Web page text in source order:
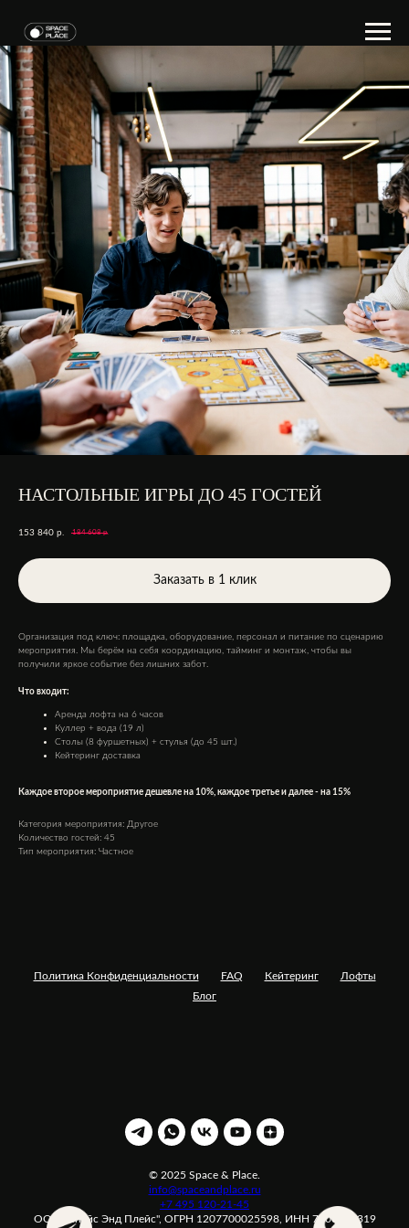
НАСТОЛЬНЫЕ ИГРЫ ДО 45 ГОСТЕЙ
153 840 р. 184 608 р.
Заказать в 1 клик
Организация под ключ: площадка, оборудование, персонал и питание по сценарию
мероприятия. Мы берём на себя координацию, тайминг и монтаж, чтобы вы
получили яркое событие без лишних забот.
Что входит:
Аренда лофта на 6 часов
Куллер + вода (19 л)
Столы (8 фуршетных) + стулья (до 45 шт.)
Кейтеринг доставка
Каждое второе мероприятие дешевле на 10%, каждое третье и далее - на 15%
Категория мероприятия: Другое
Количество гостей: 45
Тип мероприятия: Частное
Политика Конфиденциальности FAQ Кейтеринг
Лофты
Блог
© 2025 Space & Place.
info@spaceandplace.ru
+7 495 120-21-45
ООО "Спейс Энд Плейс", ОГРН 1207700025598, ИНН 7708371319